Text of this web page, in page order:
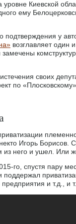
Киевской
ему
у
возглавляет один
своих
по «Плосковскому».
Игорь Борисов.
него и ушел. Или
го, спустя пару
поддержал
и т.д., и